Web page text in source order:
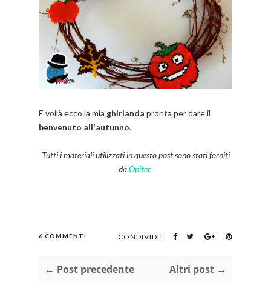
E voilà ecco la mia ghirlanda pronta per dare il
benvenuto all'autunno.
Tutti i materiali utilizzati in questo post sono stati forniti
daOpitec
6 COMMENTI CONDIVIDI:
← Post precedente Altri post →